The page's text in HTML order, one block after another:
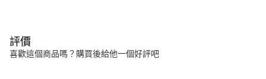
評價
喜歡這個商品嗎？購買後給他一個好評吧